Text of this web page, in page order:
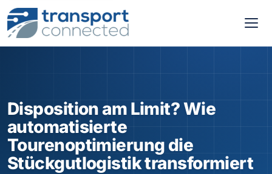
Disposition am Limit? Wie
automatisierte
Tourenoptimierung die
Stückgutlogistik transformiert